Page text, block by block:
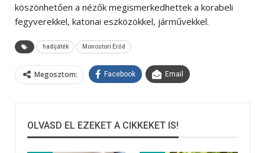
köszönhetően a nézők megismerkedhettek a korabeli
fegyverekkel, katonai eszközökkel, járművekkel.
hadijáték Monostori Erőd
Megosztom: Facebook Email
OLVASD EL EZEKET A CIKKEKET IS!